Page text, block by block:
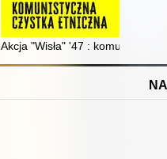
Akcja "Wisła" '47 :